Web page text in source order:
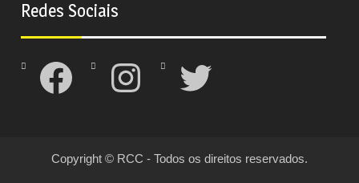
Redes Sociais
Facebook Instagram Twitter
Copyright © RCC - Todos os direitos reservados.